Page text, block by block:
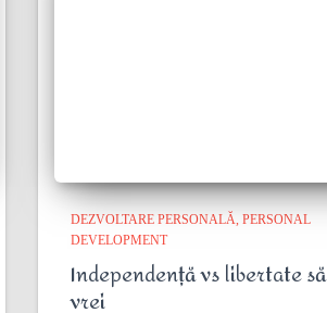
DEZVOLTARE PERSONALĂ PERSONAL
DEVELOPMENT
Independență vs libertate
vrei